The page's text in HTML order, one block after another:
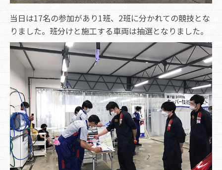
当日は17名の参加があり1班、2班に分かれての競技とな
りました。班分けと施工する車両は抽選となりました。